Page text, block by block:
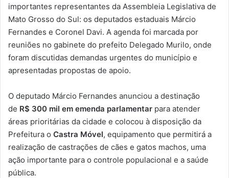
importantes representantes da Assembleia Legislativa de
Mato Grosso do Sul: os deputados estaduais Márcio
Fernandes e Coronel Davi. A agenda foi marcada por
reuniões no gabinete do prefeito Delegado Murilo, onde
foram discutidas demandas urgentes do município e
apresentadas propostas de apoio.
O deputado Márcio Fernandes anunciou a destinação
de R$ 300 mil em emenda parlamentar para atender
áreas prioritárias da cidade e colocou à disposição da
Prefeitura o Castra Móvel, equipamento que permitirá a
realização de castrações de cães e gatos machos, uma
ação importante para o controle populacional e a saúde
pública.